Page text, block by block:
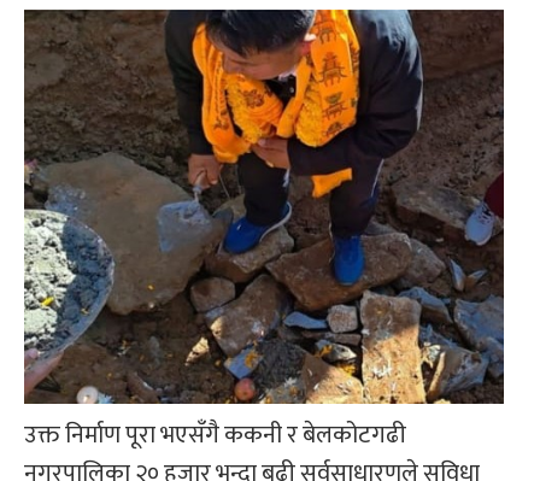
उक्त निर्माण पूरा भएसँगै ककनी र बेलकोटगढी